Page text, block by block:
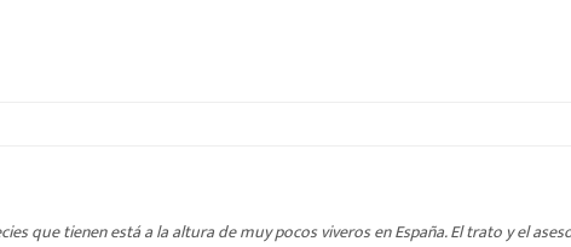
que tienen está a la altura de muy pocos viveros en España. El trato y el